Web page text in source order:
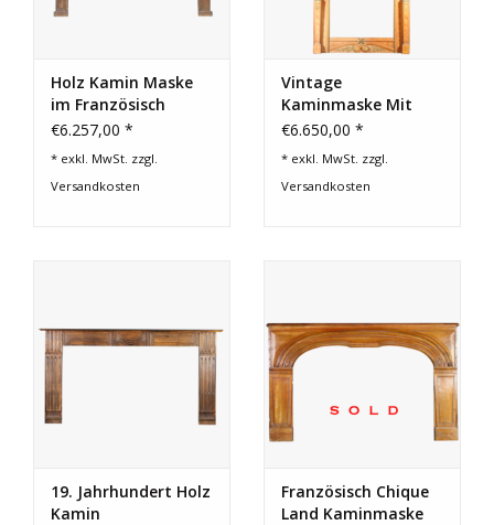
Holz Kamin Maske
im Französisch
Landstil
€6.257,00 *
* exkl. MwSt. zzgl.
Versandkosten
Vintage
Kaminmaske Mit
Spiegel
€6.650,00 *
* exkl. MwSt. zzgl.
Versandkosten
19. Jahrhundert Holz
Kamin
Französisch Chique
Land Kaminmaske